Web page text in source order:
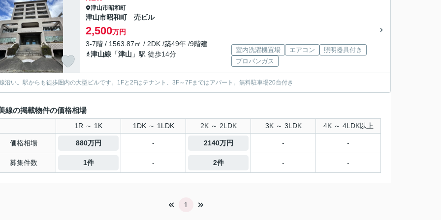
津山市昭和町
津山市昭和町 売ビル
2,500万円
3-7階 / 1563.87㎡ / 2DK /築49年 /9階建
津山線 「津山 」駅 徒歩14分
室内洗濯機置場 エアコン
照明器具付き
プロパンガス
沿い。駅からも徒歩圏内の大型ビルです。1Fと2Fはテナント、3F～7Fまではアパート。無料駐車場20台付き
線の掲載物件の価格相場
1R ～ 1K 1DK ～ 1LDK 2K ～ 2LDK 3K ～ 3LDK 4K ～ 4LDK以上
価格相場 880万円 - 2140万円 - -
募集件数 1件 - 2件 - -
1